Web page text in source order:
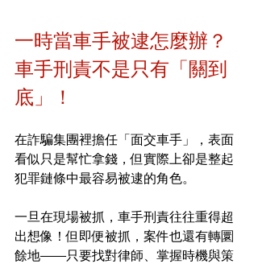
一時當車手被逮怎麼辦？
車手刑責不是只有「關到
底」！
在詐騙集團裡擔任「面交車手」，表面
看似只是幫忙拿錢，但實際上卻是整起
犯罪鏈條中最容易被逮的角色。
一旦在現場被抓，車手刑責往往重得超
出想像！但即便被抓，案件也還有轉圜
餘地——只要找對律師、掌握時機與策